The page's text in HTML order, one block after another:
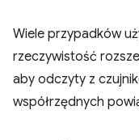
Wiele przypadków
rzeczywistość
aby odczyty z
współrzędnych